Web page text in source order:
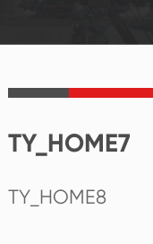
TY_HOME7
TY_HOME8